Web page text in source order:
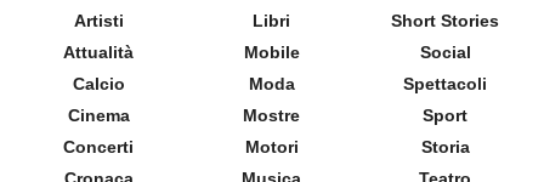
Artisti
Attualità
Calcio
Cinema
Concerti
Libri
Mobile
Moda
Mostre
Motori
Short Stories
Social
Spettacoli
Sport
Storia